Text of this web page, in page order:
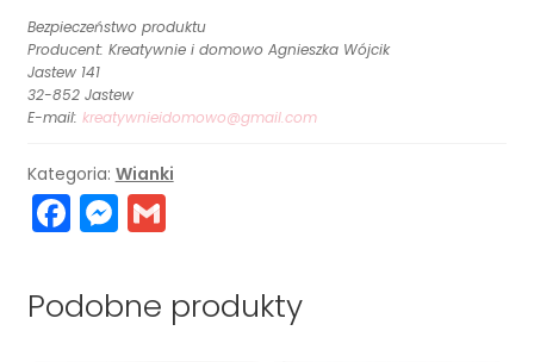
niebieskich
i
różowych
odcieniach,
40
cm
Bezpieczeństwo produktu
Producent: Kreatywnie i domowo Agnieszka Wójcik
Jastew 141
32-852 Jastew
E-mail: kreatywnieidomowo@gmail.com
Kategoria: Wianki
F
c
e
M
s
s
G
ai
l
Podobne produkty